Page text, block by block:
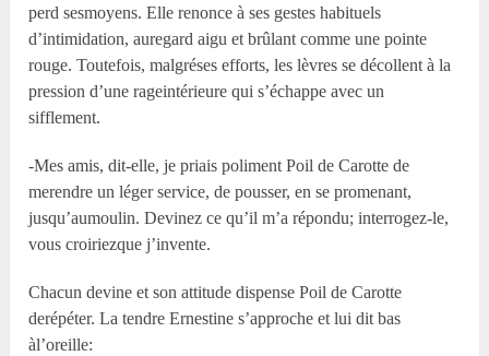
perd sesmoyens. Elle renonce à ses gestes habituels
d’intimidation, auregard aigu et brûlant comme une pointe
rouge. Toutefois, malgréses efforts, les lèvres se décollent à la
pression d’une rageintérieure qui s’échappe avec un
sifflement.
-Mes amis, dit-elle, je priais poliment Poil de Carotte de
merendre un léger service, de pousser, en se promenant,
jusqu’aumoulin. Devinez ce qu’il m’a répondu; interrogez-le,
vous croiriezque j’invente.
Chacun devine et son attitude dispense Poil de Carotte
derépéter. La tendre Ernestine s’approche et lui dit bas
àl’oreille: